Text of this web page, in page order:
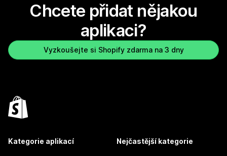
Chcete přidat nějakou
aplikaci?
Vyzkoušejte si Shopify zdarma na 3 dny
Kategorie aplikací Nejčastější kategorie